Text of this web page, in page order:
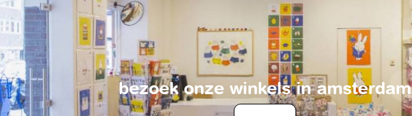
bezoek onze winkels in amsterdam